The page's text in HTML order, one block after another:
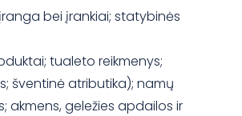
bei įrankiai; statybinės
tualeto reikmenys;
šventinė atributika); namų
akmens, geležies apdailos ir